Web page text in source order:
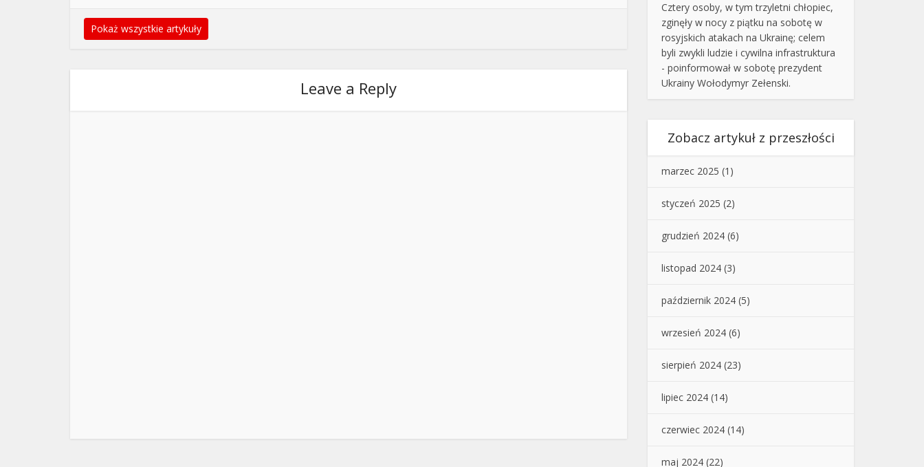
Pokaż wszystkie artykuły
Leave a Reply
Cztery osoby, w tym trzyletni chłopiec,
zginęły w nocy z piątku na sobotę w
rosyjskich atakach na Ukrainę; celem
byli zwykli ludzie i cywilna infrastruktura
- poinformował w sobotę prezydent
Ukrainy Wołodymyr Zełenski.
Zobacz artykuł z przeszłości
marzec 2025 (1)
styczeń 2025 (2)
grudzień 2024 (6)
listopad 2024 (3)
październik 2024 (5)
wrzesień 2024 (6)
sierpień 2024 (23)
lipiec 2024 (14)
czerwiec 2024 (14)
maj 2024 (22)